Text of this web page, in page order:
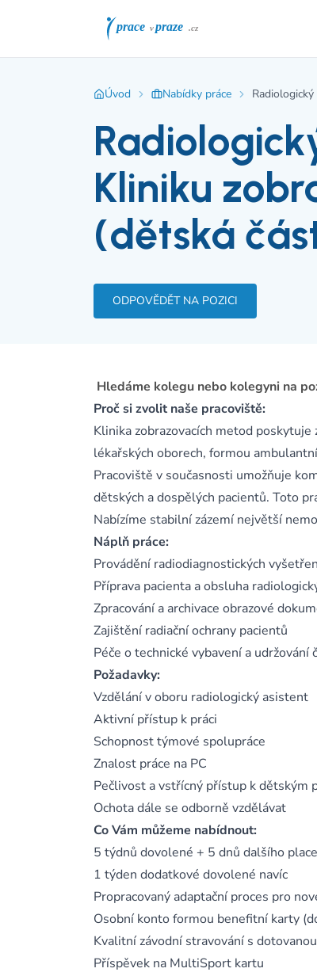
Úvod Nabídky práce
Kliniku
(dětská
ODPOVĚDĚT NA POZICI
Hledáme kolegu nebo kolegyni na
Proč si zvolit naše pracoviště:
Klinika zobrazovacích metod
lékařských oborech, formou
Pracoviště v současnosti umožňuje
dětských a dospělých pacientů. Toto
Nabízíme stabilní zázemí největší
Náplň práce:
Provádění radiodiagnostických
Příprava pacienta a obsluha
Zpracování a archivace obrazové
Zajištění radiační ochrany pacientů
Péče o technické vybavení a udržování
Požadavky:
Vzdělání v oboru radiologický asistent
Aktivní přístup k práci
Schopnost týmové spolupráce
Znalost práce na PC
Pečlivost a vstřícný přístup k dětským
Ochota dále se odborně vzdělávat
Co Vám můžeme nabídnout:
5 týdnů dovolené + 5 dnů dalšího
1 týden dodatkové dovolené navíc
Propracovaný adaptační proces pro
Osobní konto formou benefitní karty
Kvalitní závodní stravování s
Příspěvek na MultiSport kartu